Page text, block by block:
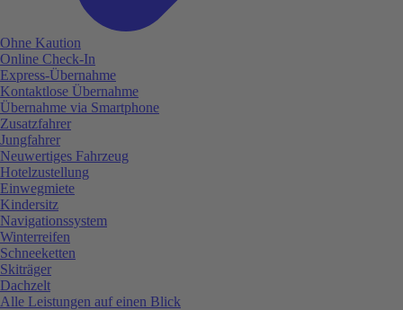
Ohne Kaution
Online Check-In
Express-Übernahme
Kontaktlose Übernahme
Übernahme via Smartphone
Zusatzfahrer
Jungfahrer
Neuwertiges Fahrzeug
Hotelzustellung
Einwegmiete
Kindersitz
Navigationssystem
Winterreifen
Schneeketten
Skiträger
Dachzelt
Alle Leistungen auf einen Blick